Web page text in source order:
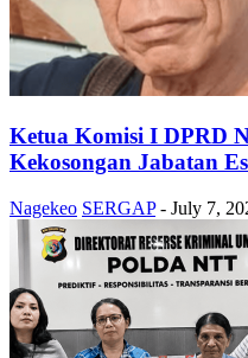
Ketua Komisi I DPRD
Kekosongan Jabatan
Nagekeo SERGAP - July 7,